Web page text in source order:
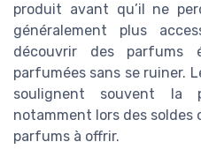
produit avant qu’il ne
généralement plus
découvrir des parfums
parfumées sans se ruiner.
soulignent souvent la
notamment lors des
parfums à offrir.